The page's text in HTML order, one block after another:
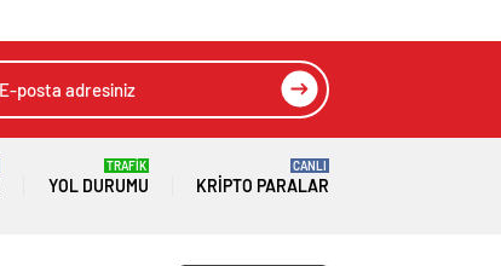
YOL DURUMU
TRAFİK
KRIPTO PARALAR
CANLI